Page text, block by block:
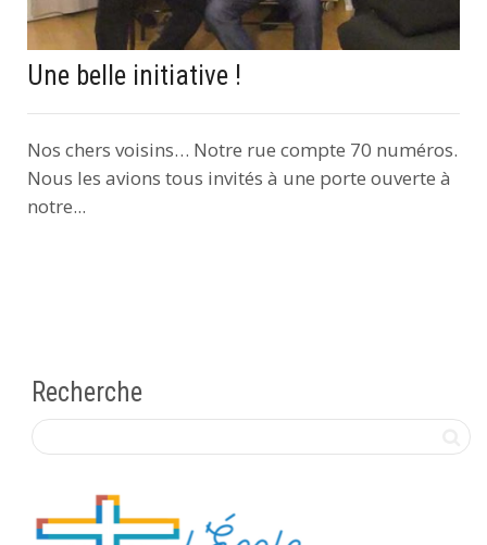
Une belle initiative !
Nos chers voisins… Notre rue compte 70 numéros.
Nous les avions tous invités à une porte ouverte à
notre...
Recherche